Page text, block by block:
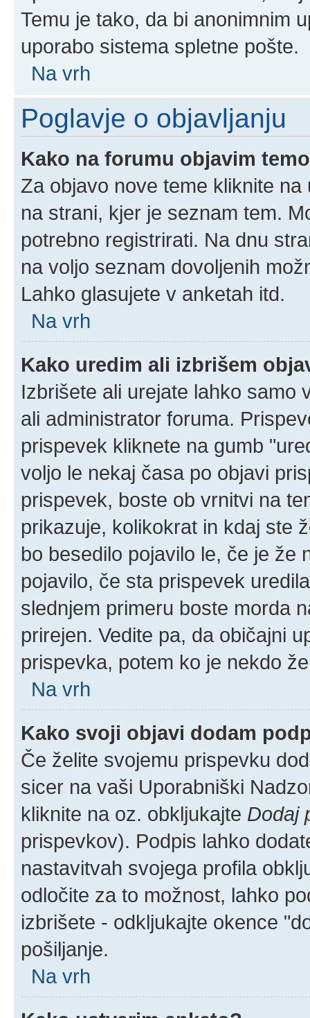
Temu je tako, da bi anonimnim
uporabo sistema spletne pošte.
Na vrh
Poglavje o objavljanju
Kako na forumu objavim
Za objavo nove teme kliknite
na strani, kjer je seznam tem.
potrebno registrirati. Na dnu
na voljo seznam dovoljenih
Lahko glasujete v anketah itd.
Na vrh
Kako uredim ali izbrišem
Izbrišete ali urejate lahko samo
ali administrator foruma.
prispevek kliknete na gumb
voljo le nekaj časa po objavi
prispevek, boste ob vrnitvi na
prikazuje, kolikokrat in kdaj ste
bo besedilo pojavilo le, če je že
pojavilo, če sta prispevek
slednjem primeru boste morda
prirejen. Vedite pa, da običajni
prispevka, potem ko je nekdo
Na vrh
Kako svoji objavi dodam
Če želite svojemu prispevku
sicer na vaši Uporabniški
kliknite na oz. obkljukajte Dodaj
prispevkov). Podpis lahko
nastavitvah svojega profila
odločite za to možnost, lahko
izbrišete - odkljukajte okence
pošiljanje.
Na vrh